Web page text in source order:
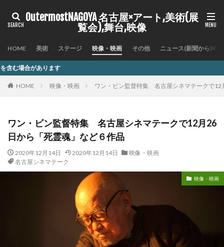
OutermostNAGOYA 名古屋×アート,美術(展
覧会),舞台,映像
HOME 美術 ステージ 映像・映画 その他 ニュース(新聞から)
HOME 映像・映画 ワン・ビン監督特集 名古屋シネマテークで12
ワン・ビン監督特集 名古屋シネマテークで12月26
日から「死霊魂」など６作品
2020年12月14日 2020年12月14日
映像・映画
名古屋シネマテーク
映像・映画